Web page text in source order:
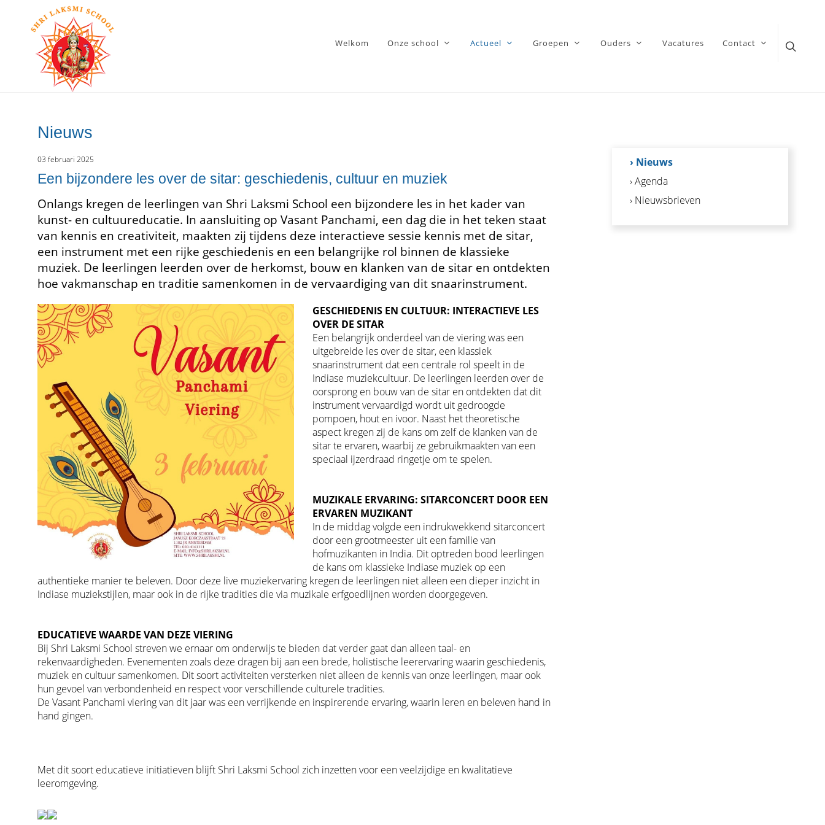
Welkom Onze school Actueel Groepen Ouders Vacatures Contact
Nieuws
03 februari 2025
Een bijzondere les over de sitar: geschiedenis, cultuur en muziek
Onlangs kregen de leerlingen van Shri Laksmi School een bijzondere les in het kader van
kunst- en cultuureducatie. In aansluiting op Vasant Panchami, een dag die in het teken staat
van kennis en creativiteit, maakten zij tijdens deze interactieve sessie kennis met de sitar,
een instrument met een rijke geschiedenis en een belangrijke rol binnen de klassieke
muziek. De leerlingen leerden over de herkomst, bouw en klanken van de sitar en ontdekten
hoe vakmanschap en traditie samenkomen in de vervaardiging van dit snaarinstrument.
GESCHIEDENIS EN CULTUUR: INTERACTIEVE LES
OVER DE SITAR
Een belangrijk onderdeel van de viering was een
uitgebreide les over de sitar, een klassiek
snaarinstrument dat een centrale rol speelt in de
Indiase muziekcultuur. De leerlingen leerden over de
oorsprong en bouw van de sitar en ontdekten dat dit
instrument vervaardigd wordt uit gedroogde
pompoen, hout en ivoor. Naast het theoretische
aspect kregen zij de kans om zelf de klanken van de
sitar te ervaren, waarbij ze gebruikmaakten van een
speciaal ijzerdraad ringetje om te spelen.
MUZIKALE ERVARING: SITARCONCERT DOOR EEN
ERVAREN MUZIKANT
In de middag volgde een indrukwekkend sitarconcert
door een grootmeester uit een familie van
hofmuzikanten in India. Dit optreden bood leerlingen
de kans om klassieke Indiase muziek op een
authentieke manier te beleven. Door deze live muziekervaring kregen de leerlingen niet alleen een dieper inzicht in
Indiase muziekstijlen, maar ook in de rijke tradities die via muzikale erfgoedlijnen worden doorgegeven.
EDUCATIEVE WAARDE VAN DEZE VIERING
Bij Shri Laksmi School streven we ernaar om onderwijs te bieden dat verder gaat dan alleen taal- en
rekenvaardigheden. Evenementen zoals deze dragen bij aan een brede, holistische leerervaring waarin geschiedenis,
muziek en cultuur samenkomen. Dit soort activiteiten versterken niet alleen de kennis van onze leerlingen, maar ook
hun gevoel van verbondenheid en respect voor verschillende culturele tradities.
De Vasant Panchami viering van dit jaar was een verrijkende en inspirerende ervaring, waarin leren en beleven hand in
hand gingen.
Met dit soort educatieve initiatieven blijft Shri Laksmi School zich inzetten voor een veelzijdige en kwalitatieve
leeromgeving.
› Nieuws
› Agenda
› Nieuwsbrieven